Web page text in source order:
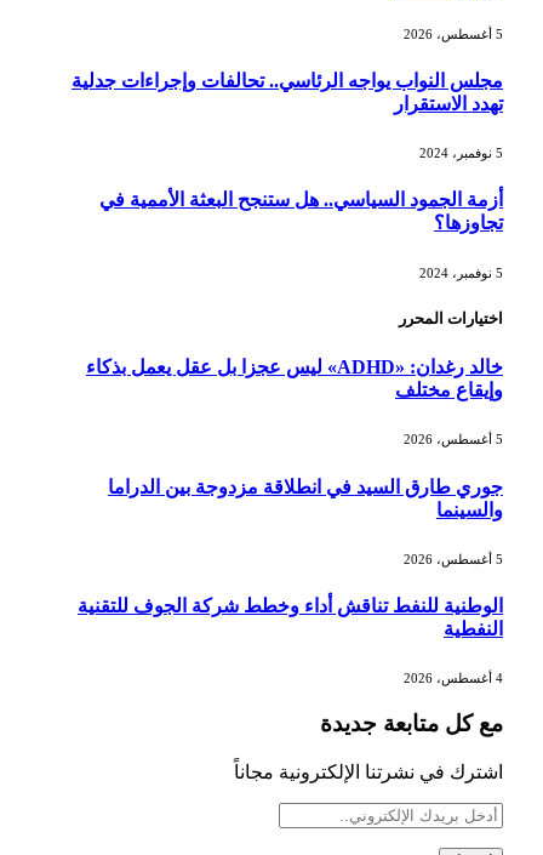
مجلس النواب يواجه الرئاسي.. تحالفات وإجراءات جدلية
تهدد الاستقرار
أزمة الجمود السياسي.. هل ستنجح البعثة الأممية في
تجاوزها؟
اختيارات المحرر
خالد رغدان: «ADHD» ليس عجزا بل عقل يعمل بذكاء
وإيقاع مختلف
جوري طارق السيد في انطلاقة مزدوجة بين الدراما
والسينما
الوطنية للنفط تناقش أداء وخطط شركة الجوف للتقنية
النفطية
مع كل متابعة جديدة
اشترك في نشرتنا الإلكترونية مجاناً